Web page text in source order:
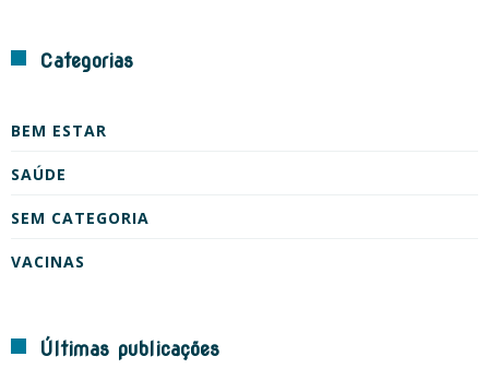
Categorias
BEM ESTAR
SAÚDE
SEM CATEGORIA
VACINAS
Últimas publicações